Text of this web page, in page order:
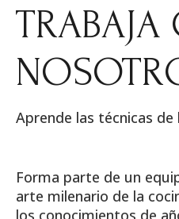
TRABAJA
Aprende las técnicas de
Forma parte de un
arte milenario de la
los conocimientos de